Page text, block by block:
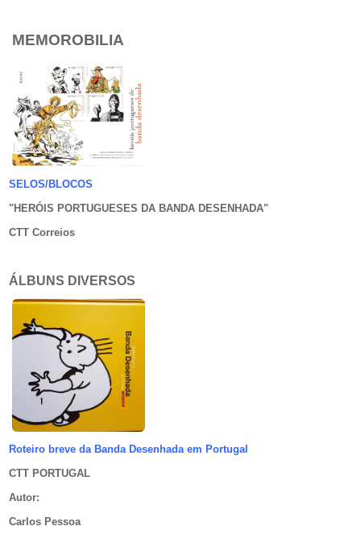
MEMOROBILIA
SELOS/BLOCOS
"HERÓIS PORTUGUESES DA BANDA DESENHADA"
CTT Correios
ÁLBUNS DIVERSOS
Roteiro breve da Banda Desenhada em Portugal
CTT PORTUGAL
Autor:
Carlos Pessoa